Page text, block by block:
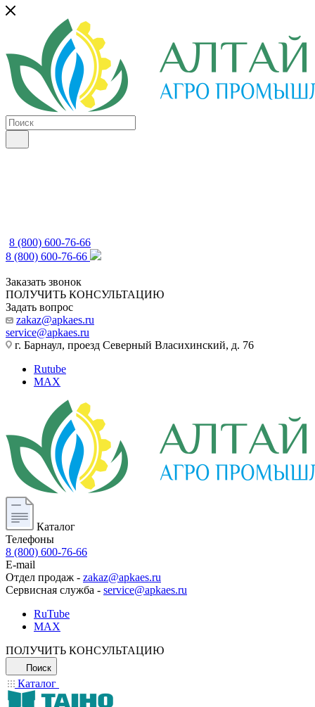
8 (800) 600-76-66
8 (800) 600-76-66
Заказать звонок
ПОЛУЧИТЬ КОНСУЛЬТАЦИЮ
Задать вопрос
zakaz@apkaes.ru
service@apkaes.ru
г. Барнаул, проезд Северный Власихинский, д. 76
Rutube
MAX
Каталог
Телефоны
8 (800) 600-76-66
E-mail
Отдел продаж - zakaz@apkaes.ru
Сервисная служба - service@apkaes.ru
RuTube
MAX
ПОЛУЧИТЬ КОНСУЛЬТАЦИЮ
Поиск
Каталог